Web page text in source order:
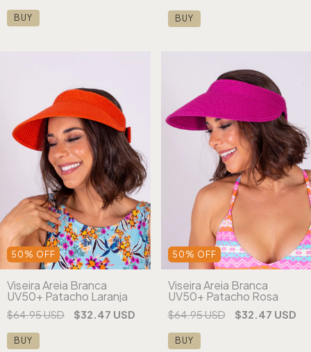
BUY BUY
50 % OFF
Viseira Areia Branca
UV50+ Patacho Laranja
$64.95 USD $32.47 USD
BUY
50 % OFF
Viseira Areia Branca
UV50+ Patacho Rosa
$64.95 USD $32.47 USD
BUY